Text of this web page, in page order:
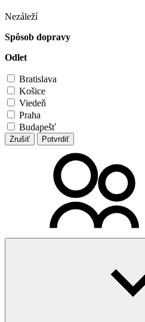
Nezáleží
Spôsob dopravy
Odlet
Bratislava
Košice
Viedeň
Praha
Budapešť
Zrušiť Potvrdiť